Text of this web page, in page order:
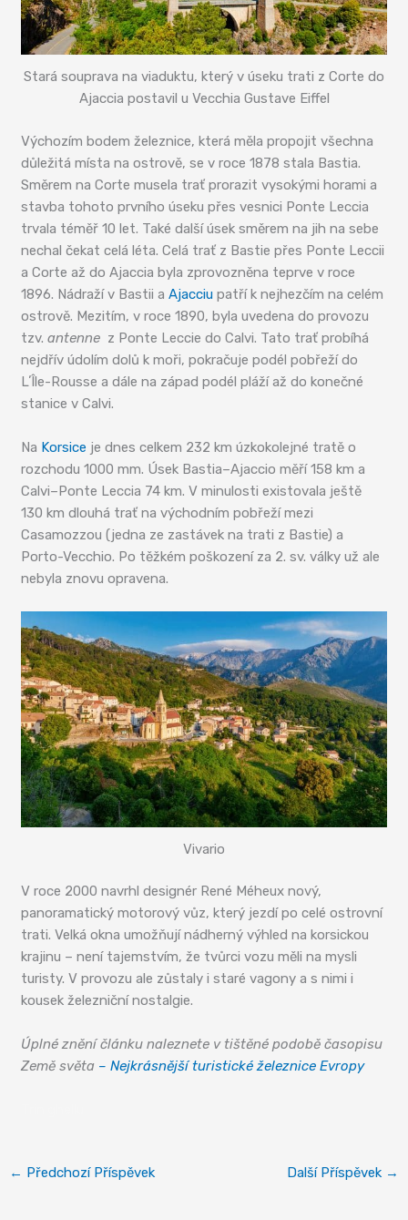
Stará souprava na viaduktu, který v úseku trati z Corte do
Ajaccia postavil u Vecchia Gustave Eiffel
Výchozím bodem železnice, která měla propojit všechna
důležitá místa na ostrově, se v roce 1878 stala Bastia.
Směrem na Corte musela trať prorazit vysokými horami a
stavba tohoto prvního úseku přes vesnici Ponte Leccia
trvala téměř 10 let. Také další úsek směrem na jih na sebe
nechal čekat celá léta. Celá trať z Bastie přes Ponte Leccii
a Corte až do Ajaccia byla zprovozněna teprve v roce
1896. Nádraží v Bastii aAjacciu patří k nejhezčím na celém
ostrově. Mezitím, v roce 1890, byla uvedena do provozu
tzv.antenne z Ponte Leccie do Calvi. Tato trať probíhá
nejdřív údolím dolů k moři, pokračuje podél pobřeží do
LʼÎle-Rousse a dále na západ podél pláží až do konečné
stanice v Calvi.
Na Korsice je dnes celkem 232 km úzkokolejné tratě o
rozchodu 1000 mm. Úsek Bastia–Ajaccio měří 158 km a
Calvi–Ponte Leccia 74 km. V minulosti existovala ještě
130 km dlouhá trať na východním pobřeží mezi
Casamozzou (jedna ze zastávek na trati z Bastie) a
Porto-Vecchio. Po těžkém poškození za 2. sv. války už ale
nebyla znovu opravena.
Vivario
V roce 2000 navrhl designér René Méheux nový,
panoramatický motorový vůz, který jezdí po celé ostrovní
trati. Velká okna umožňují nádherný výhled na korsickou
krajinu – není tajemstvím, že tvůrci vozu měli na mysli
turisty. V provozu ale zůstaly i staré vagony a s nimi i
kousek železniční nostalgie.
Úplné znění článku naleznete v tištěné podobě časopisu
Země světa – Nejkrásnější turistické železnice Evropy
← Předchozí Příspěvek Další Příspěvek →